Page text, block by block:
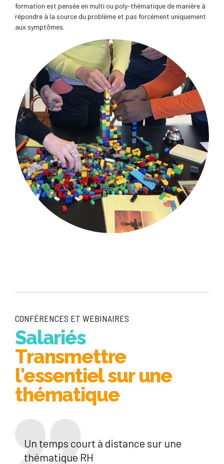
formation est pensée en multi ou poly-thématique de manière à
répondre à la source du problème et pas forcément uniquement
aux symptômes.
CONFÉRENCES ET WEBINAIRES
Salariés
Transmettre
l'essentiel sur une
thématique
Un temps court à distance sur une
thématique RH